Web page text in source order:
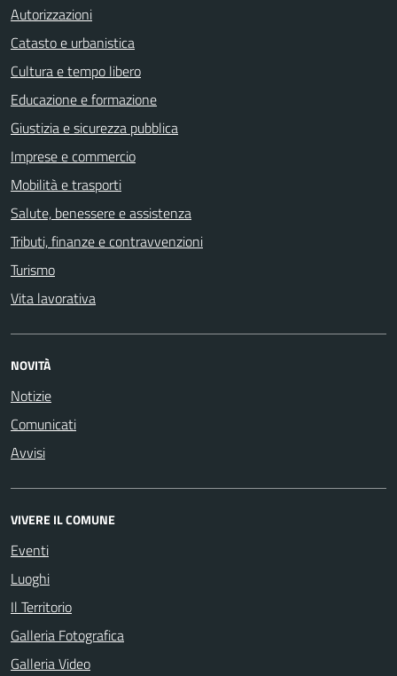
Autorizzazioni
Catasto e urbanistica
Cultura e tempo libero
Educazione e formazione
Giustizia e sicurezza pubblica
Imprese e commercio
Mobilità e trasporti
Salute, benessere e assistenza
Tributi, finanze e contravvenzioni
Turismo
Vita lavorativa
NOVITÀ
Notizie
Comunicati
Avvisi
VIVERE IL COMUNE
Eventi
Luoghi
Il Territorio
Galleria Fotografica
Galleria Video